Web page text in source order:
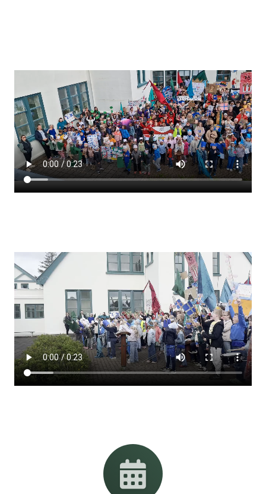
Námsmat
Læsi
Lestrarheftin
Náms- og kennsluáætlanir
Námsráðgjafi
Stundaskrár
Valgreinar
Umsókn um val utanskóla
Foreldrafélag
Samstarf heimilis og skóla